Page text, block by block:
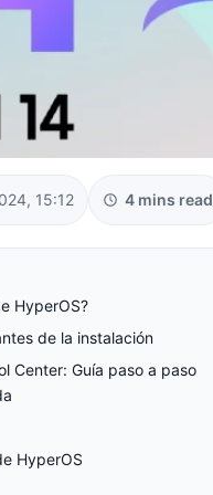
15:12 4 mins read
HyperOS?
de la instalación
Center: Guía paso a paso
HyperOS